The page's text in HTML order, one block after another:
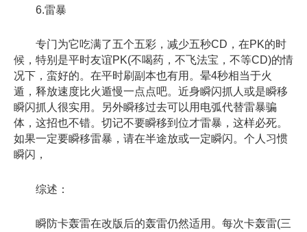
6.雷暴
专门为它吃满了五个五彩，减少五秒CD，在PK的时
候，特别是平时友谊PK(不喝药，不飞法宝，不等CD)的情
况下，蛮好的。在平时刷副本也有用。晕4秒相当于火
遁，释放速度比火遁慢一点点吧。近身瞬闪抓人或是瞬移
瞬闪抓人很实用。另外瞬移过去可以用电弧代替雷暴骗
体，这招也不错。切记不要瞬移到位才雷暴，这样必死。
如果一定要瞬移雷暴，请在半途放或一定瞬闪。个人习惯
瞬闪，
综述：
瞬防卡轰雷在改版后的轰雷仍然适用。每次卡轰雷(三